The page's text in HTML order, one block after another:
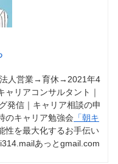
人営業→育休→2021年4
ャリアコンサルタント｜
発信｜キャリア相談の申
のキャリア勉強会 「朝キ
性を最大化するお手伝い
あっとgmail.com